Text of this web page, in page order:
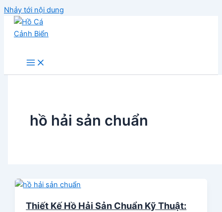
Nhảy tới nội dung
hồ hải sản chuẩn
Thiết Kế Hồ Hải Sản Chuẩn Kỹ Thuật: